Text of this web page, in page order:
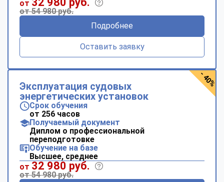
от
от 54 980 руб.
Подробнее
Оставить заявку
Эксплуатация судовых
энергетических установок
Срок обучения
от 256 часов
Получаемый документ
Диплом о профессиональной
переподготовке
Обучение на базе
Высшее, среднее
от 32 980 руб.
от 54 980 руб.
- 40%